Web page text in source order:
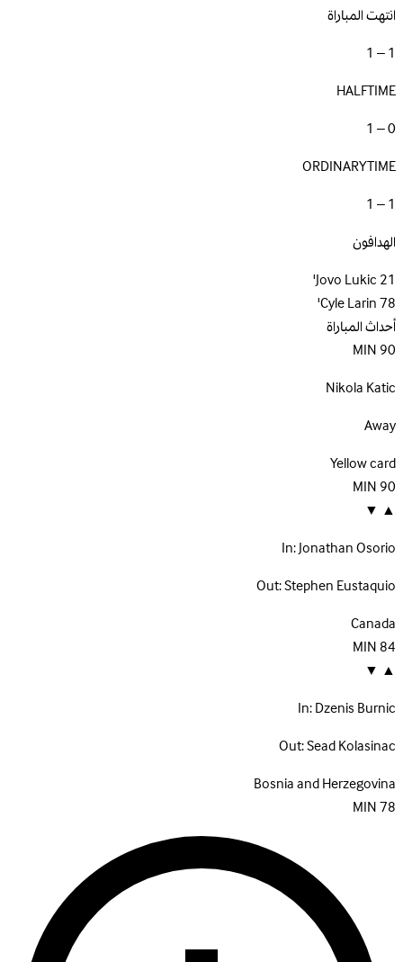
انتهت المباراة
1 – 1
HALFTIME
0 – 1
ORDINARYTIME
1 – 1
الهدافون
Jovo Lukic21'
Cyle Larin78'
أحداث المباراة
90
MIN
Nikola Katic
Away
Yellow card
90
MIN
▲
▼
In:Jonathan Osorio
Out:Stephen Eustaquio
Canada
84
MIN
▲
▼
In:Dzenis Burnic
Out:Sead Kolasinac
Bosnia and Herzegovina
78
MIN